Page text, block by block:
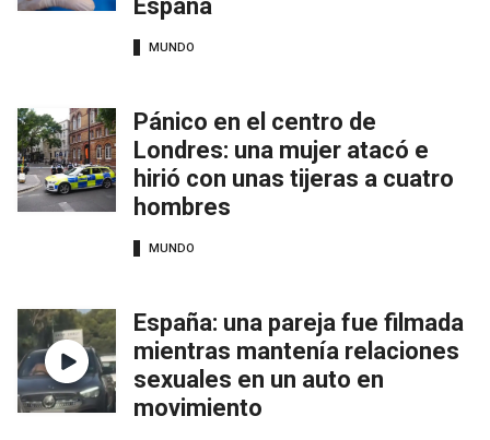
España
MUNDO
Pánico en el centro de
Londres: una mujer atacó e
hirió con unas tijeras a cuatro
hombres
MUNDO
España: una pareja fue filmada
mientras mantenía relaciones
sexuales en un auto en
movimiento